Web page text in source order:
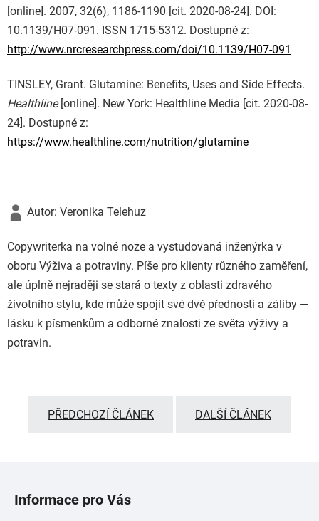
[online]. 2007, 32(6), 1186-1190 [cit. 2020-08-24]. DOI:
10.1139/H07-091. ISSN 1715-5312. Dostupné z:
http://www.nrcresearchpress.com/doi/10.1139/H07-091
TINSLEY, Grant. Glutamine: Benefits, Uses and Side Effects.
Healthline[online]. New York: Healthline Media [cit. 2020-08-
24]. Dostupné z:
https://www.healthline.com/nutrition/glutamine
Autor: Veronika Telehuz
Copywriterka na volné noze a vystudovaná inženýrka v
oboru Výživa a potraviny. Píše pro klienty různého zaměření,
ale úplně nejraději se stará o texty z oblasti zdravého
životního stylu, kde může spojit své dvě přednosti a záliby —
lásku k písmenkům a odborné znalosti ze světa výživy a
potravin.
PŘEDCHOZÍ ČLÁNEK DALŠÍ ČLÁNEK
Informace pro Vás